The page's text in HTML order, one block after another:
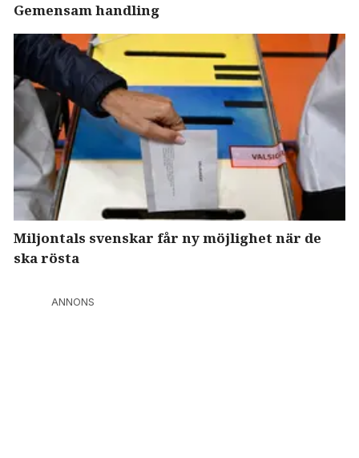
Gemensam handling
Miljontals svenskar får ny möjlighet när de
ska rösta
ANNONS